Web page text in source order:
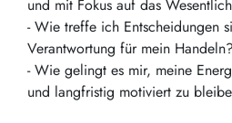
und mit Fokus auf das
- Wie treffe ich Entscheidungen
Verantwortung für mein Handeln?
- Wie gelingt es mir, meine
und langfristig motiviert zu